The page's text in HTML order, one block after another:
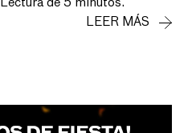
Lectura de 5 minutos.
LEER MÁS